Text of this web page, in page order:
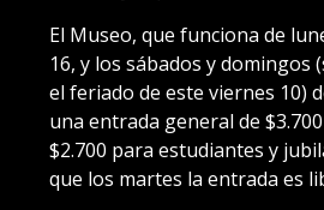
El Museo, que funciona de
16, y los sábados y domingos
el feriado de este viernes 10)
una entrada general de
$2.700 para estudiantes y
que los martes la entrada es